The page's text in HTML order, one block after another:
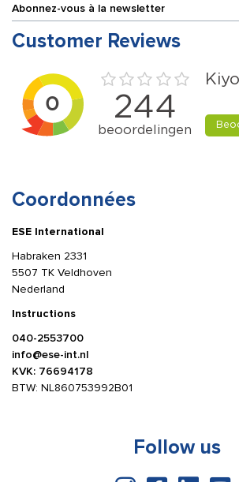
Abonnez-vous à la newsletter
Customer Reviews
Coordonnées
ESE International
Habraken 2331
5507 TK Veldhoven
Nederland
Instructions
040-2553700
info@ese-int.nl
KVK: 76694178
BTW: NL860753992B01
Follow us